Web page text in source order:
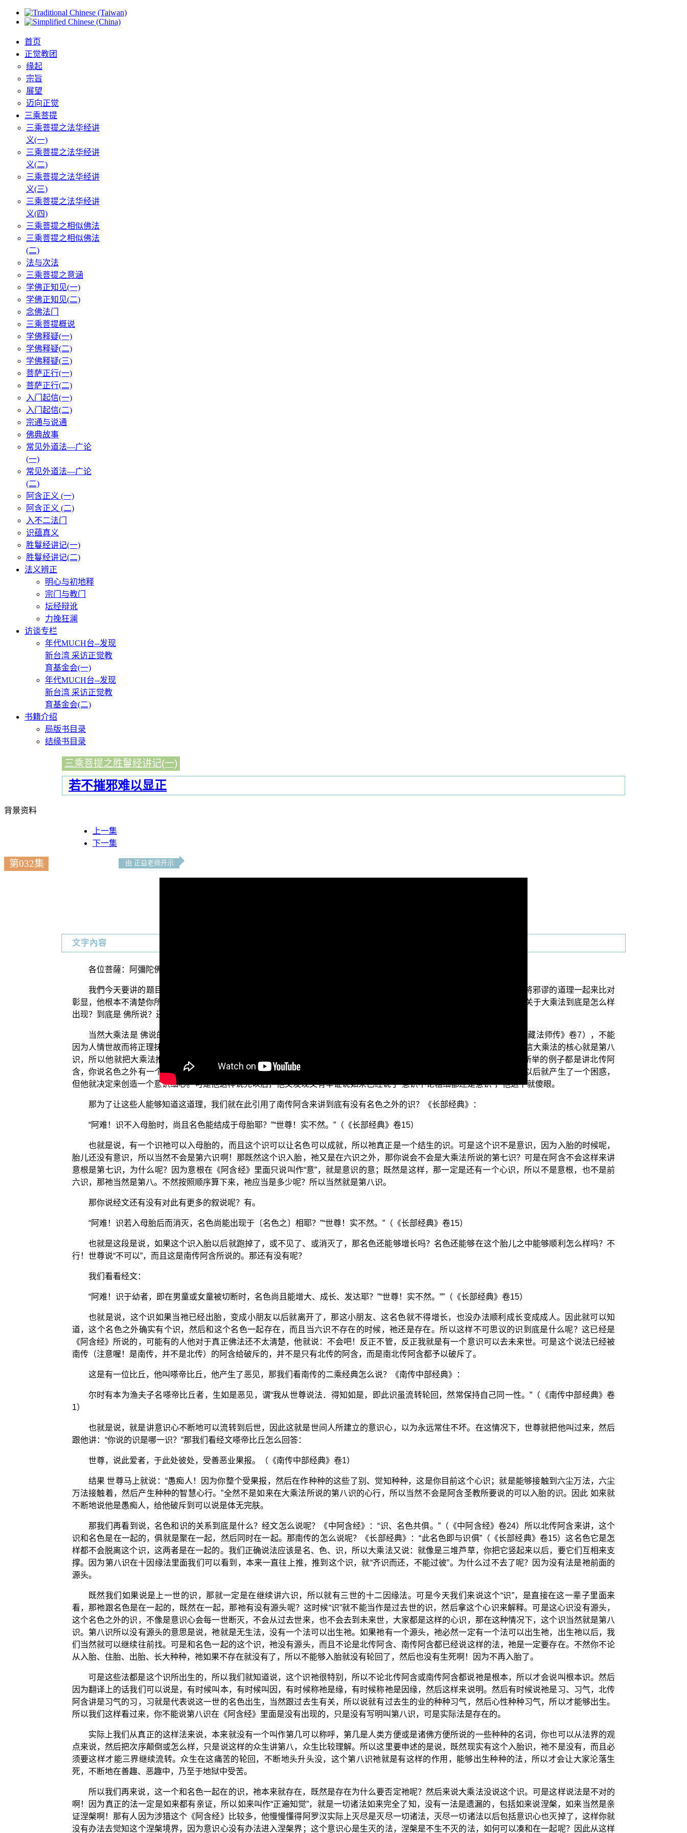
首页
正觉教团
缘起
宗旨
展望
迈向正觉
三乘菩提
三乘菩提之法华经讲
义(一)
三乘菩提之法华经讲
义(二)
三乘菩提之法华经讲
义(三)
三乘菩提之法华经讲
义(四)
三乘菩提之相似佛法
三乘菩提之相似佛法
(二)
法与次法
三乘菩提之意涵
学佛正知见(一)
学佛正知见(二)
念佛法门
三乘菩提概说
学佛释疑(一)
学佛释疑(二)
学佛释疑(三)
菩萨正行(一)
菩萨正行(二)
入门起信(一)
入门起信(二)
宗通与说通
佛典故事
常见外道法—广论
(一)
常见外道法—广论
(二)
阿含正义 (一)
阿含正义 (二)
入不二法门
识蕴真义
胜鬘经讲记(一)
胜鬘经讲记(二)
法义辨正
明心与初地释
宗门与教门
坛经辩讹
力挽狂澜
访谈专栏
年代MUCH台--发现
新台湾 采访正觉教
育基金会(一)
年代MUCH台--发现
新台湾 采访正觉教
育基金会(二)
书籍介绍
局版书目录
结缘书目录
三乘菩提之胜鬘经讲记(一)
若不摧邪难以显正
背景资料
上一集
下一集
第032集 由 正益老师开示
文字內容
各位菩薩：阿彌陀佛！
我們今天要讲的题目是〈若不摧邪，难以显正〉。因为世间对于佛法正理真的很难了解，有时候你不用反面的教材，然后将邪谬的道理一起来比对
彰显，他根本不清楚你所说的正法到底是什么？因此这句名言就是 玄奘菩萨在《成唯识论》所说的，而且在《成唯识论》里面关于大乘法到底是怎么样
出现？到底是 佛所说？还是非佛所说？有作了阐释。
当然大乘法是 佛说的，所以我们对于真正法在传扬，就要像 玄奘菩萨所说的“务存正理，靡护人情。”（《大唐大慈恩寺三藏法师传》卷7），不能
因为人情世故而将正理抹煞了。本来就是 佛说的事情，为什么要把它歪曲成是后人所创造的呢？可是有人还是不相信，他不相信大乘法的核心就是第八
识，所以他就把大乘法推翻了。他认为二乘法没有讲这第八识，可是实际上二乘法并不是他所想的这样，然后他又说：你们所举的例子都是讲北传阿
含，你说名色之外有一个识。好啦！那就照你们说的。因为他知道名色之外还有个识，这个识铁定不是在名色之内；他知道了以后就产生了一个困惑，
但他就决定来创造一个意识细心。可是他这样说完以后，他又发现又有举证说如来已经说了“意识不论粗细都还是意识”，他这下就傻眼。
那为了让这些人能够知道这道理，我们就在此引用了南传阿含来讲到底有没有名色之外的识？《长部经典》：
“阿难！识不入母胎时，尚且名色能结成于母胎耶？”“世尊！实不然。”（《长部经典》卷15）
也就是说，有一个识祂可以入母胎的，而且这个识可以让名色可以成就，所以祂真正是一个结生的识。可是这个识不是意识，因为入胎的时候呢，
胎儿还没有意识，所以当然不会是第六识啊！那既然这个识入胎，祂又是在六识之外，那你说会不会是大乘法所说的第七识？可是在阿含不会这样来讲
意根是第七识，为什么呢？因为意根在《阿含经》里面只说叫作“意”，就是意识的意；既然是这样，那一定是还有一个心识，所以不是意根，也不是前
六识，那祂当然是第八。不然按照顺序算下来，祂应当是多少呢？所以当然就是第八识。
那你说经文还有没有对此有更多的叙说呢？有。
“阿难！识若入母胎后而消灭，名色尚能出现于〔名色之〕相耶？”“世尊！实不然。”（《长部经典》卷15）
也就是这段是说，如果这个识入胎以后就跑掉了，或不见了、或消灭了，那名色还能够增长吗？名色还能够在这个胎儿之中能够顺利怎么样吗？不
行！世尊说“不可以”，而且这是南传阿含所说的。那还有没有呢？
我们看看经文：
“阿难！识于幼者，即在男童或女童被切断时，名色尚且能增大、成长、发达耶？”“世尊！实不然。””（《长部经典》卷15）
也就是说，这个识如果当祂已经出胎，变成小朋友以后就离开了，那这小朋友、这名色就不得增长，也没办法顺利成长变成成人。因此就可以知
道，这个名色之外确实有个识，然后和这个名色一起存在，而且当六识不存在的时候，祂还是存在。所以这样不可思议的识到底是什么呢？这已经是
《阿含经》所说的，可能有的人他对于真正佛法还不太清楚，他就说：不会吧！反正不管，反正我就是有一个意识可以去未来世。可是这个说法已经被
南传（注意喔！是南传，并不是北传）的阿含给破斥的，并不是只有北传的阿含，而是南北传阿含都予以破斥了。
这是有一位比丘，他叫嗏帝比丘，他产生了恶见，那我们看南传的二乘经典怎么说？《南传中部经典》：
尔时有本为渔夫子名嗏帝比丘者，生如是恶见，谓“我从世尊说法．得知如是，即此识虽流转轮回，然常保持自己同一性。”（《南传中部经典》卷
1）
也就是说，就是讲意识心不断地可以流转到后世，因此这就是世间人所建立的意识心，以为永远常住不坏。在这情况下，世尊就把他叫过来，然后
跟他讲：“你说的识是哪一识？”那我们看经文嗏帝比丘怎么回答：
世尊，说此爱者，于此处彼处，受善恶业果报。（《南传中部经典》卷1）
结果 世尊马上就说：“愚痴人！因为你整个受果报，然后在作种种的这些了别、觉知种种，这是你目前这个心识；就是能够接触到六尘万法，六尘
万法接触着，然后产生种种的智慧心行。”全然不是如来在大乘法所说的第八识的心行，所以当然不会是阿含圣教所要说的可以入胎的识。因此 如来就
不断地说他是愚痴人，给他破斥到可以说是体无完肤。
那我们再看到说，名色和识的关系到底是什么？经文怎么说呢？《中阿含经》：“识、名色共俱。”（《中阿含经》卷24）所以北传阿含来讲，这个
识和名色是在一起的，俱就是聚在一起，然后同时在一起。那南传的怎么说呢？《长部经典》：“此名色即与识俱”（《长部经典》卷15）这名色它是怎
样都不会脱离这个识，这两者是在一起的。我们正确说法应该是名、色、识，所以大乘法又说：就像是三堆芦草，你把它竖起来以后，要它们互相来支
撑。因为第八识在十因缘法里面我们可以看到，本来一直往上推，推到这个识，就“齐识而还，不能过彼”。为什么过不去了呢？因为没有法是祂前面的
源头。
既然我们如果说是上一世的识，那就一定是在继续讲六识，所以就有三世的十二因缘法。可是今天我们来说这个“识”，是直接在这一辈子里面来
看，那祂跟名色是在一起的，既然在一起，那祂有没有源头呢？这时候“识”就不能当作是过去世的识，然后拿这个心识来解释。可是这心识没有源头，
这个名色之外的识，不像是意识心会每一世断灭，不会从过去世来，也不会去到未来世，大家都是这样的心识，那在这种情况下，这个识当然就是第八
识。第八识所以没有源头的意思是说，祂就是无生法，没有一个法可以出生祂。如果祂有一个源头，祂必然一定有一个法可以出生祂，出生祂以后，我
们当然就可以继续往前找。可是和名色一起的这个识，祂没有源头，而且不论是北传阿含、南传阿含都已经说这样的法，祂是一定要存在。不然你不论
从入胎、住胎、出胎、长大种种，祂如果不存在就没有了，所以不能够入胎就没有轮回了，然后也没有生死啊！因为不再入胎了。
可是这些法都是这个识所出生的，所以我们就知道说，这个识祂很特别，所以不论北传阿含或南传阿含都说祂是根本，所以才会说叫根本识。然后
因为翻译上的话我们可以说是，有时候叫本，有时候叫因，有时候称祂是缘，有时候称祂是因缘，然后这样来说明。然后有时候说祂是习、习气，北传
阿含讲是习气的习，习就是代表说这一世的名色出生，当然跟过去生有关，所以说就有过去生的业的种种习气，然后心性种种习气，所以才能够出生。
所以我们这样看过来，你不能说第八识在《阿含经》里面是没有出现的，只是没有写明叫第八识，可是实际法是存在的。
实际上我们从真正的这样法来说，本来就没有一个叫作第几可以称呼，第几是人类方便或是诸佛方便所说的一些种种的名词，你也可以从法界的观
点来说，然后把次序颠倒或怎么样，只是说这样的众生讲第八，众生比较理解。所以这里要申述的是说，既然现实有这个入胎识，祂不是没有，而且必
须要这样才能三界继续流转。众生在这痛苦的轮回，不断地头升头没，这个第八识祂就是有这样的作用，能够出生种种的法，所以才会让大家沦落生
死，不断地在善趣、恶趣中，乃至于地狱中受苦。
所以我们再来说，这一个和名色一起在的识，祂本来就存在，既然是存在为什么要否定祂呢？然后来说大乘法没说这个识。可是这样说法是不对的
啊！因为真正的法一定是如来都有亲证，所以如来叫作“正遍知觉”，就是一切诸法如来完全了知，没有一法是遗漏的，包括如来说涅槃，如来当然是亲
证涅槃啊！那有人因为涉猎这个《阿含经》比较多，他慢慢懂得阿罗汉实际上灭尽是灭尽一切诸法，灭尽一切诸法以后包括意识心也灭掉了，这样你就
没有办法去觉知这个涅槃境界，因为意识心没有办法进入涅槃界；这个意识心是生灭的法，涅槃是不生不灭的法，如何可以凑和在一起呢？因此从这样